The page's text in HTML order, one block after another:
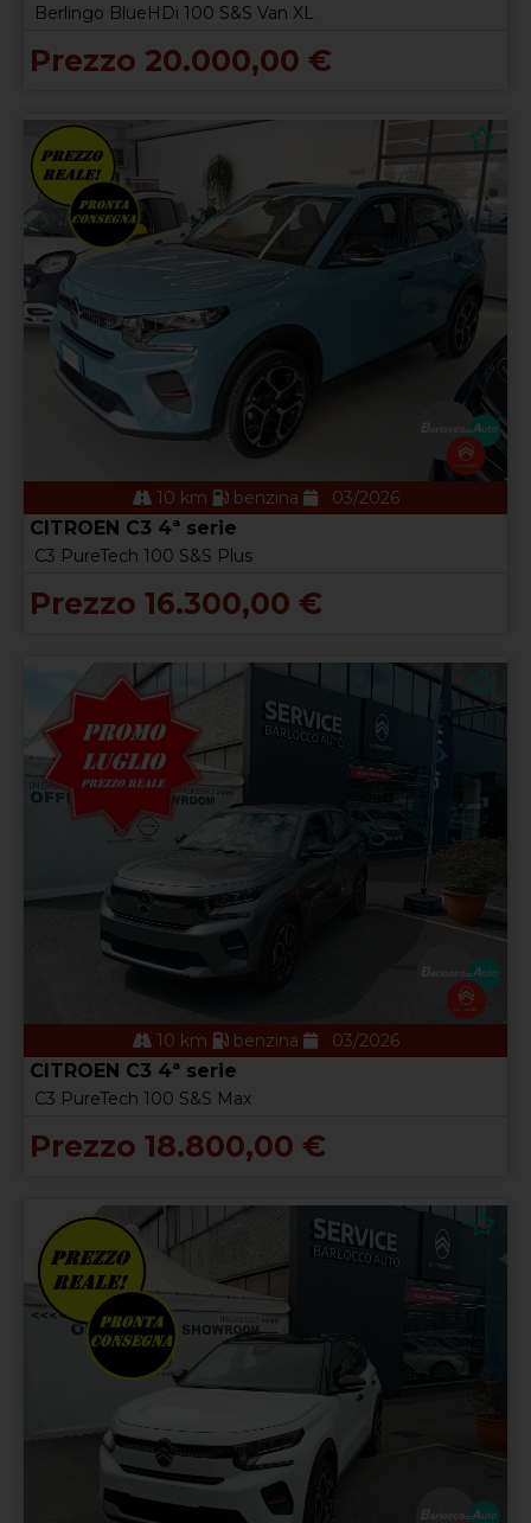
Berlingo BlueHDi 100 S&S Van XL
Prezzo 20.000,00 €
10 km benzina 03/2026
CITROEN C3 4ª serie
C3 PureTech 100 S&S Plus
Prezzo 16.300,00 €
10 km benzina 03/2026
CITROEN C3 4ª serie
C3 PureTech 100 S&S Max
Prezzo 18.800,00 €